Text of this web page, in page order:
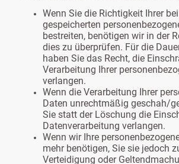
Wenn Sie die Richtigkeit Ihrer
gespeicherten
bestreiten, benötigen wir in der
dies zu überprüfen. Für die
haben Sie das Recht, die
Verarbeitung Ihrer
verlangen.
Wenn die Verarbeitung Ihrer
Daten unrechtmäßig geschah/
Sie statt der Löschung die
Datenverarbeitung verlangen.
Wenn wir Ihre
mehr benötigen, Sie sie jedoch
Verteidigung oder